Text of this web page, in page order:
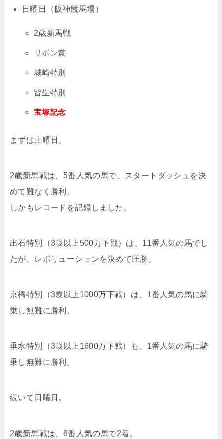
日曜日（阪神競馬場）
2歳新馬戦
リボン賞
城崎特別
皆生特別
宝塚記念
まずは土曜日。
2歳新馬戦は、5番人気の馬で、スタートダッシュを決
めて難なく勝利。
しかもレコードを記録しました。
出石特別（3歳以上500万下戦）は、11番人気の馬でし
たが、レボリューションを決めて圧勝。
京橋特別（3歳以上1000万下戦）は、1番人気の馬に騎
乗し無難に勝利。
垂水特別（3歳以上1600万下戦）も、1番人気の馬に騎
乗し無難に勝利。
続いて日曜日。
2歳新馬戦は、8番人気の馬で2着。